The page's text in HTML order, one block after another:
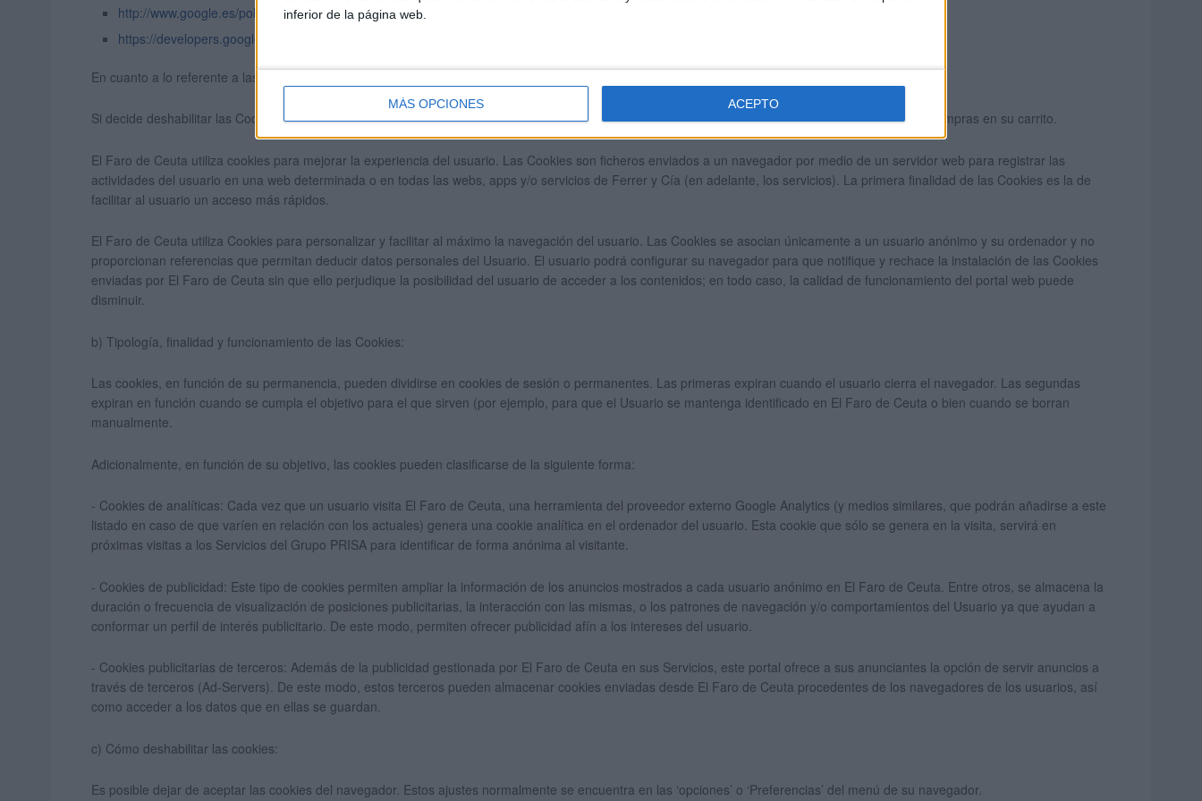
inferior de la página web.
MÁS OPCIONES ACEPTO
http://www.google.es/policies/technologies/ads/
https://developers.google.com/analytics/devguides/collection/analyticsjs/cookie-usage
En cuanto a lo referente a las cookies instaladas por
Si decide deshabilitar las Cookies no podremos ofrecerle algunos de nuestros servicios como, por ejemplo, permanecer identificado o mantener las compras en su carrito.
El Faro de Ceuta utiliza cookies para mejorar la experiencia del usuario. Las Cookies son ficheros enviados a un navegador por medio de un servidor web para registrar las
actividades del usuario en una web determinada o en todas las webs, apps y/o servicios de Ferrer y Cía (en adelante, los servicios). La primera finalidad de las Cookies es la de
facilitar al usuario un acceso más rápidos.
El Faro de Ceuta utiliza Cookies para personalizar y facilitar al máximo la navegación del usuario. Las Cookies se asocian únicamente a un usuario anónimo y su ordenador y no
proporcionan referencias que permitan deducir datos personales del Usuario. El usuario podrá configurar su navegador para que notifique y rechace la instalación de las Cookies
enviadas por El Faro de Ceuta sin que ello perjudique la posibilidad del usuario de acceder a los contenidos; en todo caso, la calidad de funcionamiento del portal web puede
disminuir.
b) Tipología, finalidad y funcionamiento de las Cookies:
Las cookies, en función de su permanencia, pueden dividirse en cookies de sesión o permanentes. Las primeras expiran cuando el usuario cierra el navegador. Las segundas
expiran en función cuando se cumpla el objetivo para el que sirven (por ejemplo, para que el Usuario se mantenga identificado en El Faro de Ceuta o bien cuando se borran
manualmente.
Adicionalmente, en función de su objetivo, las cookies pueden clasificarse de la siguiente forma:
- Cookies de analíticas: Cada vez que un usuario visita El Faro de Ceuta, una herramienta del proveedor externo Google Analytics (y medios similares, que podrán añadirse a este
listado en caso de que varíen en relación con los actuales) genera una cookie analítica en el ordenador del usuario. Esta cookie que sólo se genera en la visita, servirá en
próximas visitas a los Servicios del Grupo PRISA para identificar de forma anónima al visitante.
- Cookies de publicidad: Este tipo de cookies permiten ampliar la información de los anuncios mostrados a cada usuario anónimo en El Faro de Ceuta. Entre otros, se almacena la
duración o frecuencia de visualización de posiciones publicitarias, la interacción con las mismas, o los patrones de navegación y/o comportamientos del Usuario ya que ayudan a
conformar un perfil de interés publicitario. De este modo, permiten ofrecer publicidad afín a los intereses del usuario.
- Cookies publicitarias de terceros: Además de la publicidad gestionada por El Faro de Ceuta en sus Servicios, este portal ofrece a sus anunciantes la opción de servir anuncios a
través de terceros (Ad-Servers). De este modo, estos terceros pueden almacenar cookies enviadas desde El Faro de Ceuta procedentes de los navegadores de los usuarios, así
como acceder a los datos que en ellas se guardan.
c) Cómo deshabilitar las cookies:
Es posible dejar de aceptar las cookies del navegador. Estos ajustes normalmente se encuentra en las ‘opciones’ o ‘Preferencias’ del menú de su navegador.